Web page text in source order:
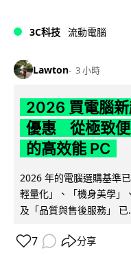
3C科技 流動電腦
Lawton 3 小時
2026 買電腦
優惠 從極致便
的高效能 PC
2026 年的電腦選購基準
輕量化」、「機身美學」
及「品質與售後服務」 已
7 分享